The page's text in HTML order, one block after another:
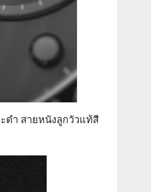
ดำ สายหนังลูกวัวแท้สี